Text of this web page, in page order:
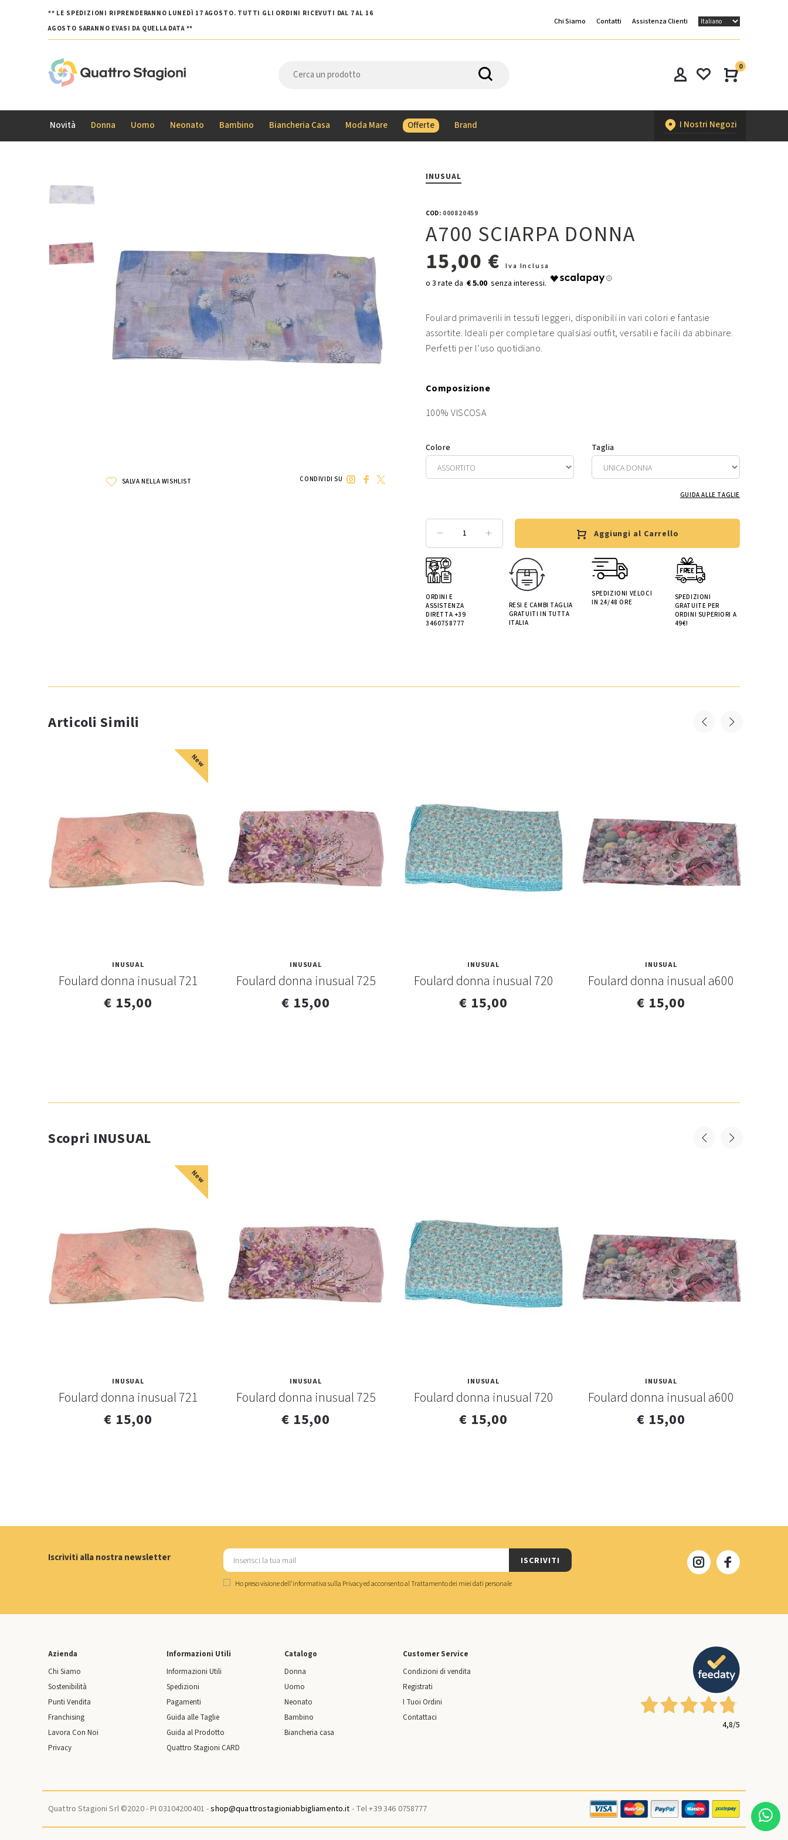
** LE SPEDIZIONI RIPRENDERANNO LUNEDÌ 17 AGOSTO. TUTTI GLI ORDINI RICEVUTI DAL 7 AL 16
AGOSTO SARANNO EVASI DA QUELLA DATA **
Chi Siamo Contatti Assistenza Clienti
0
Novità Donna Uomo Neonato Bambino Biancheria Casa Moda Mare Offerte Brand I Nostri Negozi
SALVA NELLA WISHLIST CONDIVIDI SU
INUSUAL
COD:000820459
A700 SCIARPA DONNA
15,00 €
Iva Inclusa
€ 5.00
Foulard primaverili in tessuti leggeri, disponibili in vari colori e fantasie
assortite. Ideali per completare qualsiasi outfit, versatili e facili da abbinare.
Perfetti per l’uso quotidiano.
Composizione
100% VISCOSA
Colore Taglia
GUIDA ALLE TAGLIE
Aggiungi al Carrello
ORDINI E
ASSISTENZA
DIRETTA +39
3460758777
RESI E CAMBI TAGLIA
GRATUITI IN TUTTA
ITALIA
SPEDIZIONI VELOCI
IN 24/48 ORE
SPEDIZIONI
GRATUITE PER
ORDINI SUPERIORI A
49€!
Articoli Simili
New
INUSUAL
Foulard donna inusual 721
€ 15,00
INUSUAL
Foulard donna inusual 725
€ 15,00
INUSUAL
Foulard donna inusual 720
€ 15,00
INUSUAL
Foulard donna inusual a600
€ 15,00
Scopri INUSUAL
New
INUSUAL
Foulard donna inusual 721
€ 15,00
INUSUAL
Foulard donna inusual 725
€ 15,00
INUSUAL
Foulard donna inusual 720
€ 15,00
INUSUAL
Foulard donna inusual a600
€ 15,00
Iscriviti alla nostra newsletter ISCRIVITI
Ho preso visione dell'informativa sulla Privacyed acconsento alTrattamento dei miei dati personale
Azienda
Chi Siamo
Sostenibilità
Punti Vendita
Franchising
Lavora Con Noi
Privacy
Informazioni Utili
Informazioni Utili
Spedizioni
Pagamenti
Guida alle Taglie
Guida al Prodotto
Quattro Stagioni CARD
Catalogo
Donna
Uomo
Neonato
Bambino
Biancheria casa
Customer Service
Condizioni di vendita
Registrati
I Tuoi Ordini
Contattaci
4,8/5
Quattro Stagioni Srl ©2020 - PI 03104200401 -shop@quattrostagioniabbigliamento.it - Tel +39 346 0758777